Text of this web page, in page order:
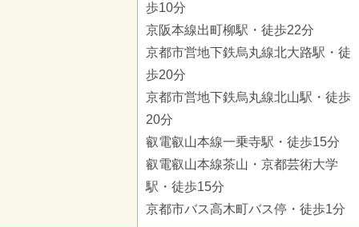
歩10分
京阪本線出町柳駅・徒歩22分
京都市営地下鉄烏丸線北大路駅・徒
歩20分
京都市営地下鉄烏丸線北山駅・徒歩
20分
叡電叡山本線一乗寺駅・徒歩15分
叡電叡山本線茶山・京都芸術大学
駅・徒歩15分
京都市バス高木町バス停・徒歩1分